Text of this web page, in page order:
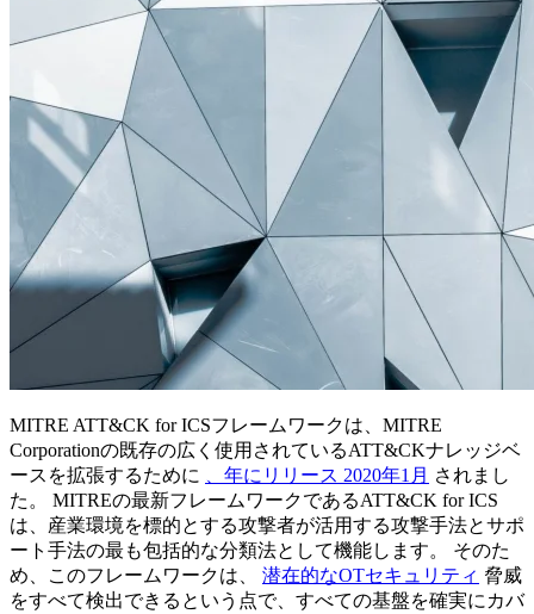
MITRE ATT&CK for ICSフレームワークは、MITRE
Corporationの既存の広く使用されているATT&CKナレッジベ
ースを拡張するために
、年にリリース 2020年1月 されまし
た。 MITREの最新フレームワークであるATT&CK for ICS
は、産業環境を標的とする攻撃者が活用する攻撃手法とサポ
ート手法の最も包括的な分類法として機能します。 そのた
め、このフレームワークは、 潜在的なOTセキュリティ 脅威
をすべて検出できるという点で、すべての基盤を確実にカバ